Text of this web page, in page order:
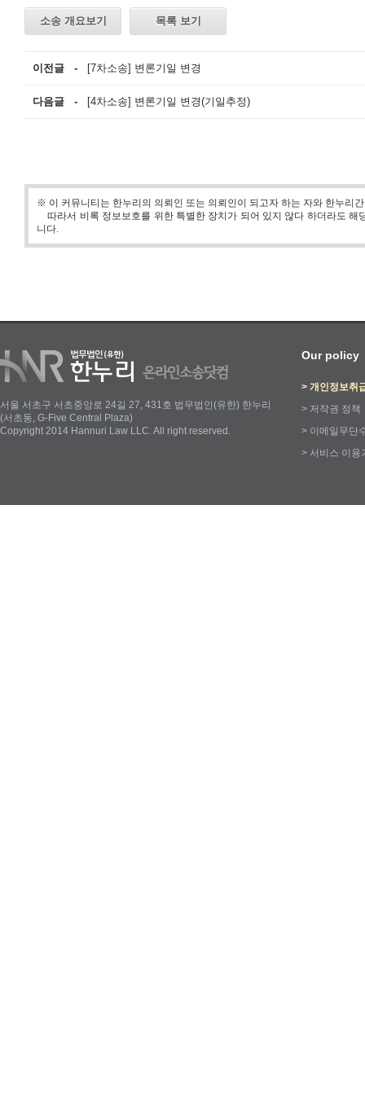
소송 개요보기 목록 보기
이전글 - [7차소송] 변론기일 변경
다음글 - [4차소송] 변론기일 변경(기일추정)
※ 이 커뮤니티는 한누리의 의뢰인 또는 의뢰인이 되고자 하는 자와 한누리
따라서 비록 정보보호를 위한 특별한 장치가 되어 있지 않다 하더라도 해
니다.
서울 서초구 서초중앙로 24길 27, 431호 법무법인(유한) 한누리
(서초동, G-Five Central Plaza)
Copyright 2014 Hannuri Law LLC. All right reserved.
Our policy
> 개인정보취
> 저작권 정책
> 이메일무단
> 서비스 이용